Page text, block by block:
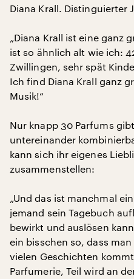
Diana Krall. Distinguierter
„Diana Krall ist eine ganz
ist so ähnlich alt wie ich:
Zwillingen, sehr spät
Ich find Diana Krall ganz
Musik!“
Nur knapp 30 Parfums
untereinander
kann sich ihr eigenes
zusammenstellen:
„Und das ist manchmal
jemand sein Tagebuch
bewirkt und auslösen
ein bisschen so, dass
vielen Geschichten
Parfumerie, Teil wird an